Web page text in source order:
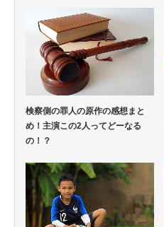
検察側の罪人の原作の感想まと
め！主演この2人ってどーなる
の！？